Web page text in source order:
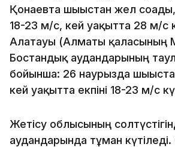
Қонаевта шығыстан жел соғады,
18-23 м/с, кей уақытта 28 м/с
Алатауы (Алматы қаласының
Бостандық аудандарының
бойынша: 26 наурызда
кей уақытта екпіні 18-23 м/с
Жетісу облысының
аудандарында тұман күтіледі.